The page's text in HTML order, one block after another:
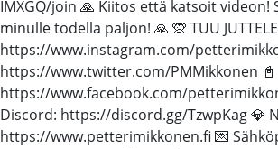
IMXGQ/join 🙏 Kiitos että katsoit videon!
minulle todella paljon! 🙏 🙊 TUU
https://www.instagram.com/
https://www.twitter.com/PMMikkonen 📓
https://www.facebook.com/
Discord: https://discord.gg/TzwpKag 💎
https://www.petterimikkonen.fi 💌